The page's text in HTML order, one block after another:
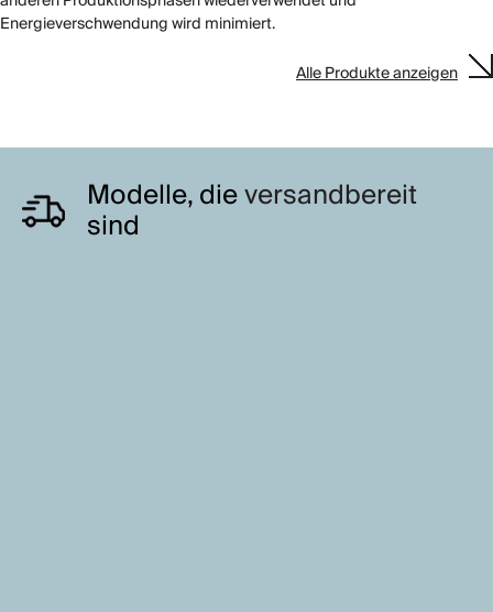
Energieverschwendung wird minimiert.
Alle Produkte anzeigen
Modelle, dieversandbereit
sind